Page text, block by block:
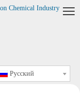
Chemical Industry
Pусский